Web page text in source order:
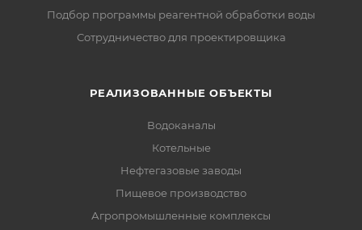
Подбор программы реагентной обработки воды
Сотрудничество для проектировщика
РЕАЛИЗОВАННЫЕ ОБЪЕКТЫ
Водоканалы
Котельные
Нефтегазовые заводы
Пищевое производство
Агропромышленные комплексы